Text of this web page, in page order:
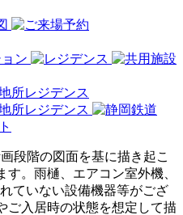
段階の図面を基に描き起こ
。雨樋、エアコン室外機、
ていない設備機器等がござ
ご入居時の状態を想定して描